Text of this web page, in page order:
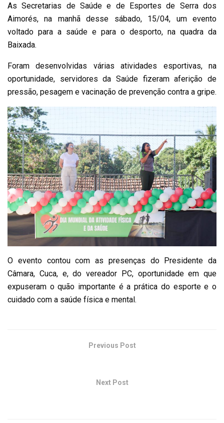
As Secretarias de Saúde e de Esportes de Serra dos
Aimorés, na manhã desse sábado, 15/04, um evento
voltado para a saúde e para o desporto, na quadra da
Baixada.
Foram desenvolvidas várias atividades esportivas, na
oportunidade, servidores da Saúde fizeram aferição de
pressão, pesagem e vacinação de prevenção contra a gripe.
O evento contou com as presenças do Presidente da
Câmara, Cuca, e, do vereador PC, oportunidade em que
expuseram o quão importante é a prática do esporte e o
cuidado com a saúde física e mental.
Previous Post
Next Post